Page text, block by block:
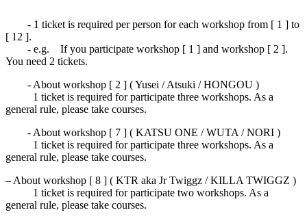
- 1 ticket is required per person for each workshop from [ 1 ] to
[ 12 ].
- e.g. If you participate workshop [ 1 ] and workshop [ 2 ].
You need 2 tickets.
- About workshop [ 2 ] ( Yusei / Atsuki / HONGOU )
1 ticket is required for participate three workshops. As a
general rule, please take courses.
- About workshop [ 7 ] ( KATSU ONE / WUTA / NORI )
1 ticket is required for participate three workshops. As a
general rule, please take courses.
– About workshop [ 8 ] ( KTR aka Jr Twiggz / KILLA TWIGGZ )
1 ticket is required for participate two workshops. As a
general rule, please take courses.